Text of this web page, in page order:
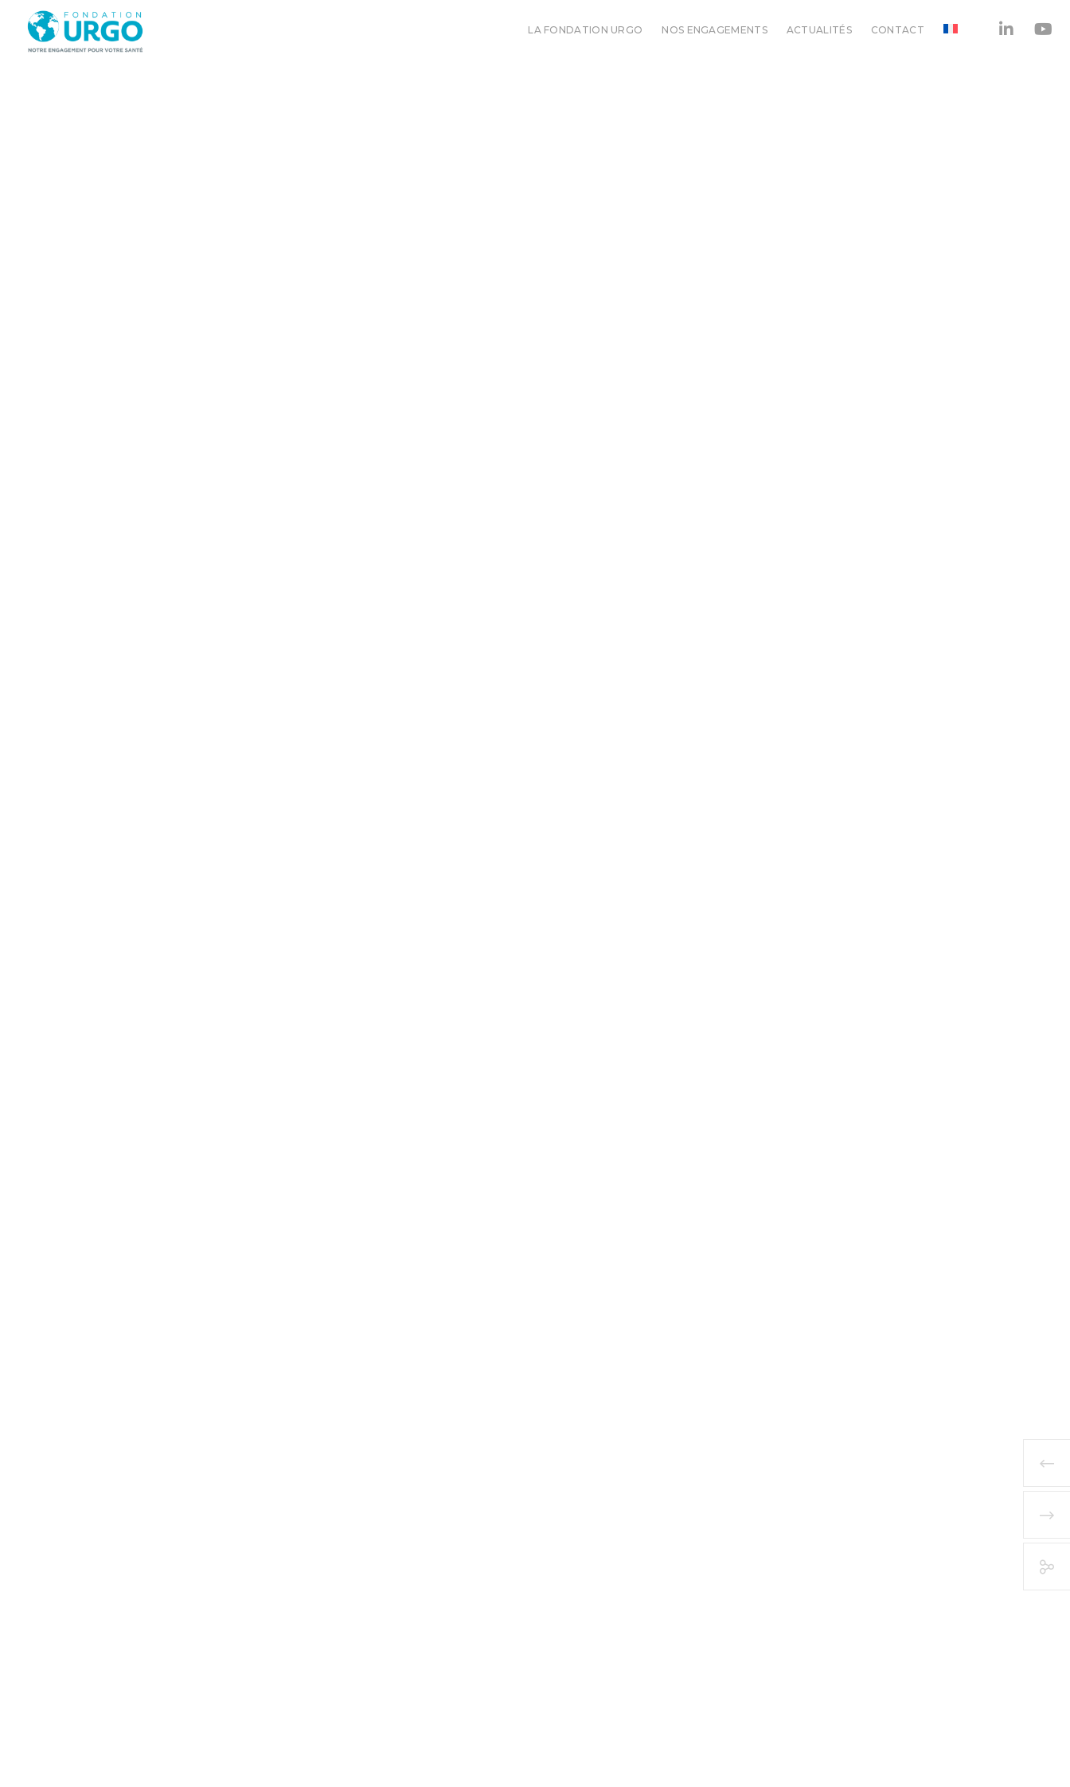
LA FONDATION URGO NOS ENGAGEMENTS ACTUALITÉS CONTACT